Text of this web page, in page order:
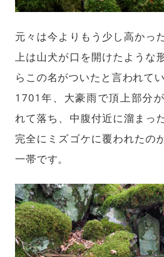
元々は今よりもう少し高かっ
上は山犬が口を開けたような
らこの名がついたと言われてい
1701年、大豪雨で頂上部分
れて落ち、中腹付近に溜まっ
完全にミズゴケに覆われたの
一帯です。